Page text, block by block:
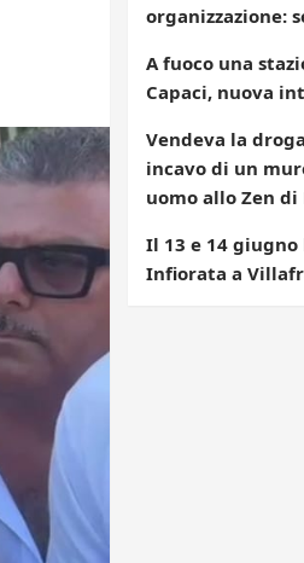
organizzazione:
A fuoco una
Capaci, nuova
Vendeva la
incavo di un
uomo allo Zen di
Il 13 e 14 giugno
Infiorata a